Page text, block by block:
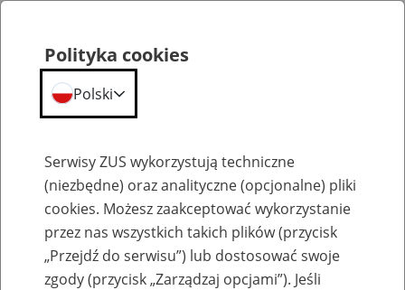
Szkolenia
Polityka cookies
Polski
Serwisy ZUS wykorzystują techniczne
(niezbędne) oraz analityczne (opcjonalne) pliki
cookies. Możesz zaakceptować wykorzystanie
przez nas wszystkich takich plików (przycisk
„Przejdź do serwisu”) lub dostosować swoje
zgody (przycisk „Zarządzaj opcjami”). Jeśli